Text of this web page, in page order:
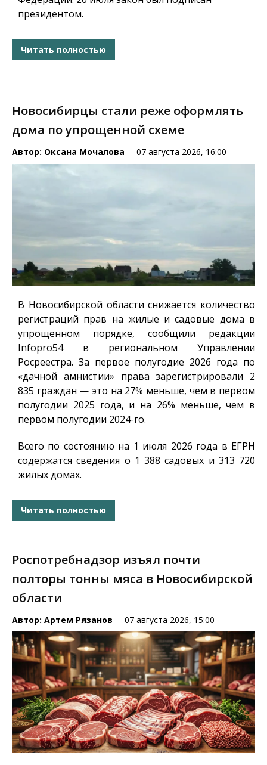
президентом.
Читать полностью
Новосибирцы стали реже оформлять
дома по упрощенной схеме
Автор: Оксана Мочалова 07 августа 2026, 16:00
В Новосибирской области снижается количество
регистраций прав на жилые и садовые дома в
упрощенном порядке, сообщили редакции
Infopro54в региональном Управлении
Росреестра. За первое полугодие 2026 года по
«дачной амнистии» права зарегистрировали 2
835 граждан — это на 27% меньше, чем в первом
полугодии 2025 года, и на 26% меньше, чем в
первом полугодии 2024-го.
Всего по состоянию на 1 июля 2026 года в ЕГРН
содержатся сведения о 1 388 садовых и 313 720
жилых домах.
Читать полностью
Роспотребнадзор изъял почти
полторы тонны мяса в Новосибирской
области
Автор: Артем Рязанов 07 августа 2026, 15:00